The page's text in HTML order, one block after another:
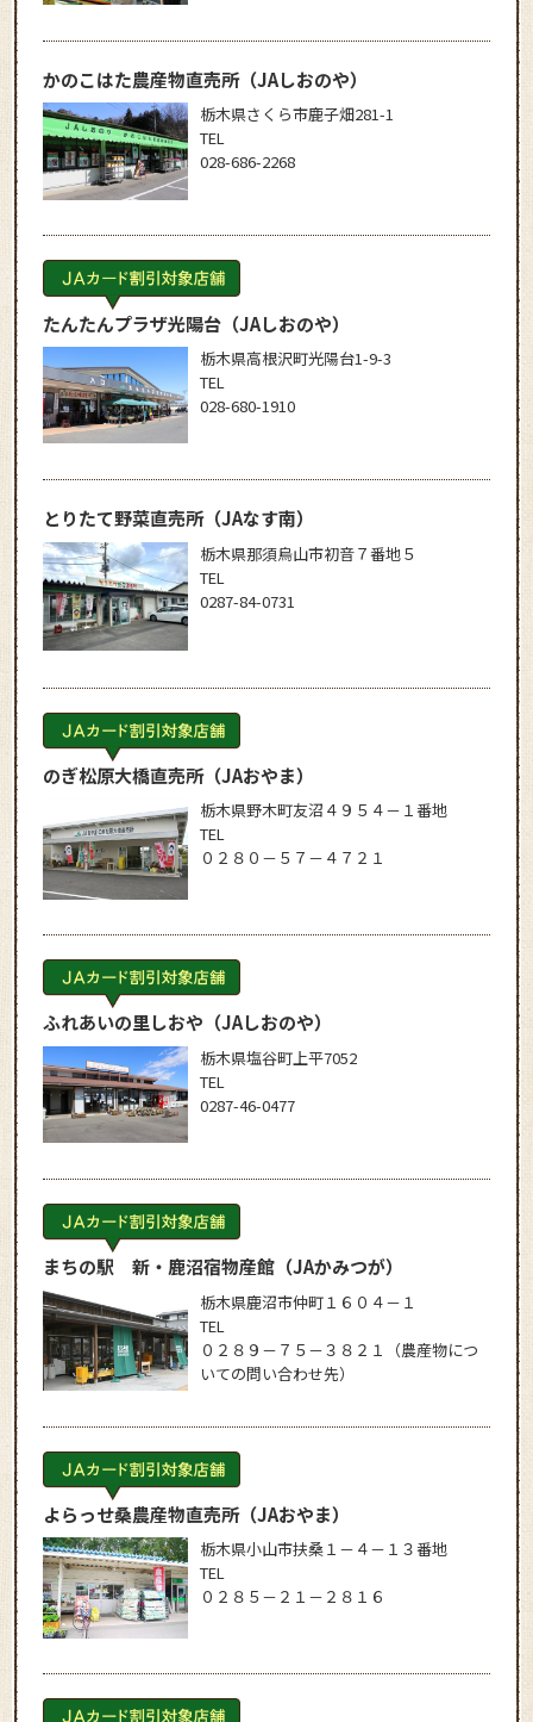
かのこはた農産物直売所（JAしおのや）
栃木県さくら市鹿子畑281-1
TEL
028-686-2268
たんたんプラザ光陽台（JAしおのや）
栃木県高根沢町光陽台1-9-3
TEL
028-680-1910
とりたて野菜直売所（JAなす南）
栃木県那須烏山市初音７番地５
TEL
0287-84-0731
のぎ松原大橋直売所（JAおやま）
栃木県野木町友沼４９５４－１番地
TEL
０２８０－５７－４７２１
ふれあいの里しおや （JAしおのや）
栃木県塩谷町上平7052
TEL
0287-46-0477
まちの駅 新・鹿沼宿物産館（JAかみつが）
栃木県鹿沼市仲町１６０４－１
TEL
０２８９－７５－３８２１（農産物につ
いての問い合わせ先）
よらっせ桑農産物直売所（JAおやま）
栃木県小山市扶桑１－４－１３番地
TEL
０２８５－２１－２８１６